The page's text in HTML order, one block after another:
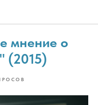
мнение о
(2015)